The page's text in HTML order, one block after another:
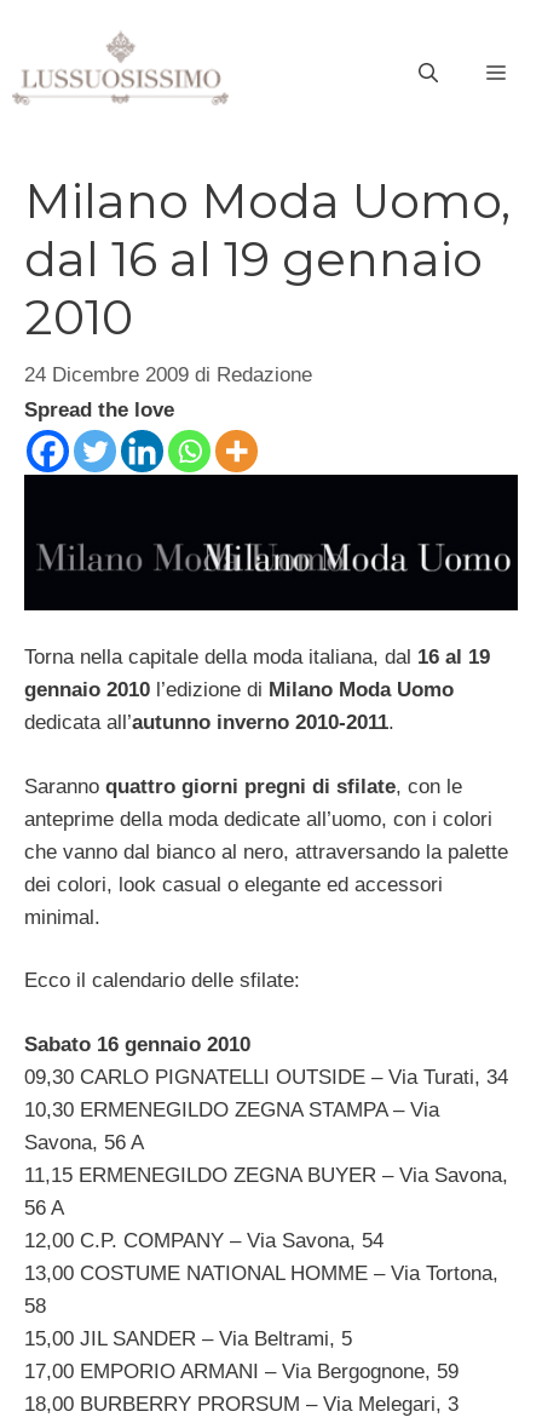
contenuto
Milano Moda Uomo,
dal 16 al 19 gennaio
2010
24 Dicembre 2009 di Redazione
Spread the love
Torna nella capitale della moda italiana, dal 16 al 19
gennaio 2010 l’edizione di Milano Moda Uomo
dedicata all’autunno inverno 2010-2011.
Saranno quattro giorni pregni di sfilate, con le
anteprime della moda dedicate all’uomo, con i colori
che vanno dal bianco al nero, attraversando la palette
dei colori, look casual o elegante ed accessori
minimal.
Ecco il calendario delle sfilate:
Sabato 16 gennaio 2010
09,30 CARLO PIGNATELLI OUTSIDE – Via Turati, 34
10,30 ERMENEGILDO ZEGNA STAMPA – Via
Savona, 56 A
11,15 ERMENEGILDO ZEGNA BUYER – Via Savona,
56 A
12,00 C.P. COMPANY – Via Savona, 54
13,00 COSTUME NATIONAL HOMME – Via Tortona,
58
15,00 JIL SANDER – Via Beltrami, 5
17,00 EMPORIO ARMANI – Via Bergognone, 59
18,00 BURBERRY PRORSUM – Via Melegari, 3